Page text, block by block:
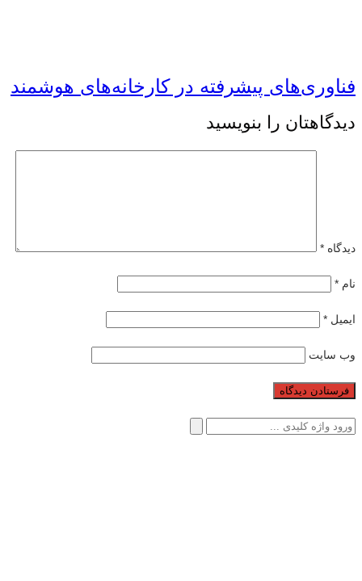
فناوری‌های پیشرفته در کارخانه‌های هوشمند
دیدگاهتان را بنویسید
دیدگاه *
نام *
ایمیل *
وب‌ سایت
جستجو